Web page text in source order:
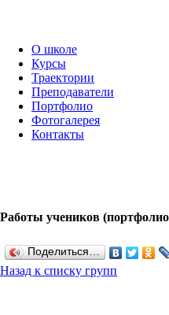
О школе
Курсы
Траектории
Преподаватели
Портфолио
Фотогалерея
Контакты
Работы учеников
Поделиться…
Назад к списку групп